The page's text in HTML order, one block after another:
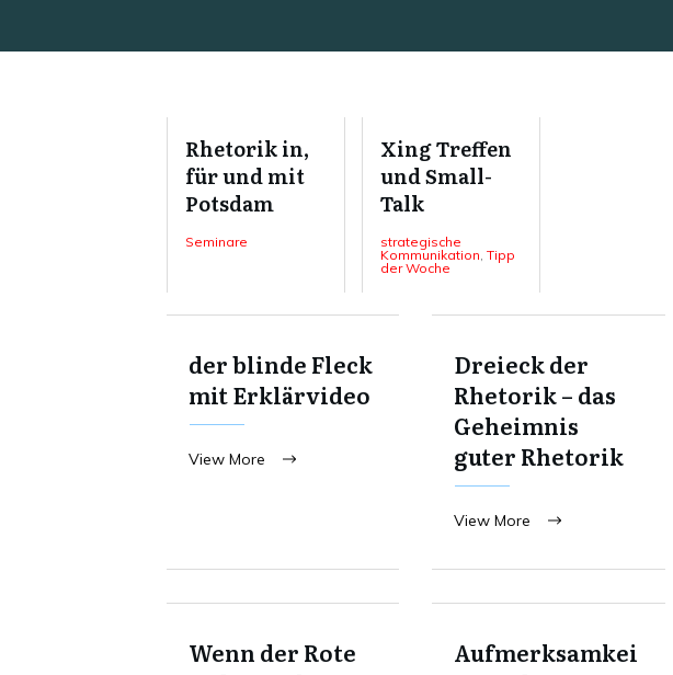
Rhetorik in,
für und mit
Potsdam
Seminare
Xing Treffen
und Small-
Talk
strategische
Kommunikation, Tipp
der Woche
der blinde Fleck
mit Erklärvideo
View More
Dreieck der
Rhetorik – das
Geheimnis
guter Rhetorik
View More
Wenn der Rote
Aufmerksamkei